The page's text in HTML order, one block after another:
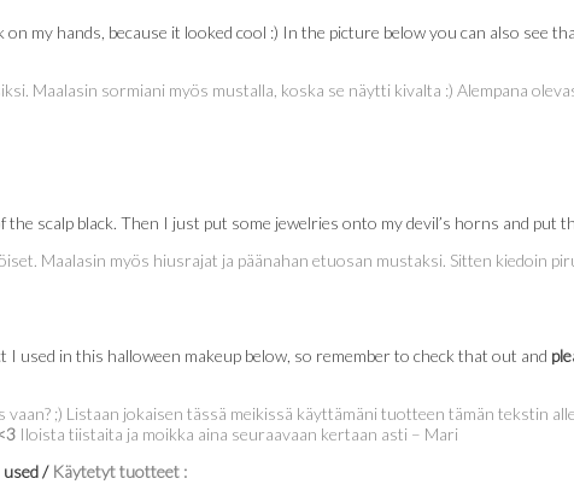
my hands, because it looked cool :) In the picture below you can also see
Maalasin sormiani myös mustalla, koska se näytti kivalta :) Alempana
scalp black. Then I just put some jewelries onto my devil’s horns and put
Maalasin myös hiusrajat ja päänahan etuosan mustaksi. Sitten kiedoin
I used in this halloween makeup below, so remember to check that out and
;) Listaan jokaisen tässä meikissä käyttämäni tuotteen tämän tekstin
Iloista tiistaita ja moikka aina seuraavaan kertaan asti – Mari
used / Käytetyt tuotteet :